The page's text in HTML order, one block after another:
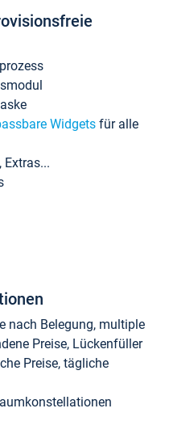
Widgets für alle
Extras...
nach Belegung, multiple
Preise, Lückenfüller
Preise, tägliche